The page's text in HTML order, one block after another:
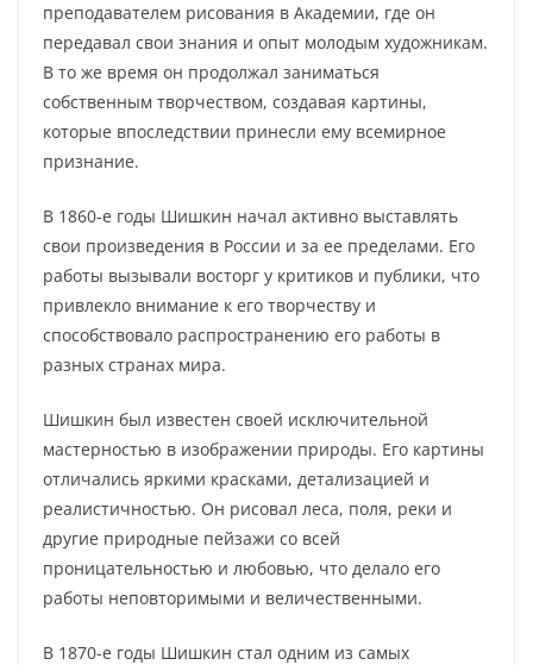
преподавателем рисования в Академии, где он
передавал свои знания и опыт молодым художникам.
В то же время он продолжал заниматься
собственным творчеством, создавая картины,
которые впоследствии принесли ему всемирное
признание.
В 1860-е годы Шишкин начал активно выставлять
свои произведения в России и за ее пределами. Его
работы вызывали восторг у критиков и публики, что
привлекло внимание к его творчеству и
способствовало распространению его работы в
разных странах мира.
Шишкин был известен своей исключительной
мастерностью в изображении природы. Его картины
отличались яркими красками, детализацией и
реалистичностью. Он рисовал леса, поля, реки и
другие природные пейзажи со всей
проницательностью и любовью, что делало его
работы неповторимыми и величественными.
В 1870-е годы Шишкин стал одним из самых